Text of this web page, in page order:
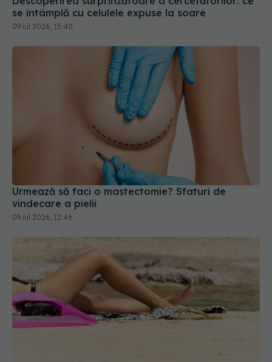
Urmează să faci o mastectomie? Sfaturi de
09 iul 2026, 12:46